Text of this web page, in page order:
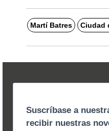
Martí Batres Ciudad